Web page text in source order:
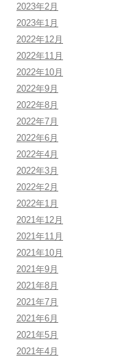
2023年2月
2023年1月
2022年12月
2022年11月
2022年10月
2022年9月
2022年8月
2022年7月
2022年6月
2022年4月
2022年3月
2022年2月
2022年1月
2021年12月
2021年11月
2021年10月
2021年9月
2021年8月
2021年7月
2021年6月
2021年5月
2021年4月